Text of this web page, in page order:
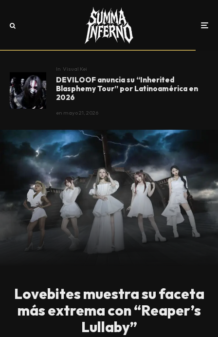
In Visual Kei
DEVILOOF anuncia su “Inherited
Blasphemy Tour” por Latinoamérica en
2026
en mayo 21, 2026
Lovebites muestra su faceta
más extrema con “Reaper’s
Lullaby”